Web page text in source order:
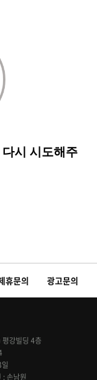
휴문의 광고문의
강빌딩 4층
손남원